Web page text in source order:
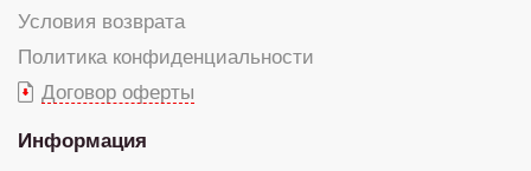
Условия возврата
Политика конфиденциальности
Договор оферты
Информация